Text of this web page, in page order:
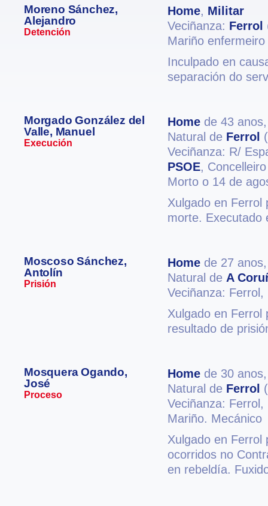
Moreno Sánchez,
Alejandro
Detención
Home, Militar
Veciñanza: Ferrol
Mariño enfermeiro
Inculpado en
separación do
Morgado González del
Valle, Manuel
Execución
Home de 43
Natural de Ferrol
Veciñanza: R/
PSOE, Concelleiro
Morto o 14 de
Xulgado en Ferrol
morte. Executado
Moscoso Sánchez,
Antolín
Prisión
Home de 27
Natural de A
Veciñanza: Ferrol,
Xulgado en Ferrol
resultado de
Mosquera Ogando,
José
Proceso
Home de 30
Natural de Ferrol
Veciñanza: Ferrol,
Mariño. Mecánico
Xulgado en Ferrol
ocorridos no
en rebeldía.